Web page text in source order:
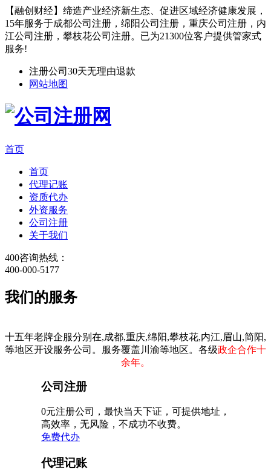
【融创财经】缔造产业经济新生态、促进区域经济健康发展，
15年服务于成都公司注册，绵阳公司注册，重庆公司注册，内
江公司注册，攀枝花公司注册。已为21300位客户提供管家式
服务!
注册公司30天无理由退款
网站地图
首页
首页
代理记账
资质代办
外资服务
公司注册
关于我们
400咨询热线：
400-000-5177
我们的服务
十五年老牌企服分别在,成都,重庆,绵阳,攀枝花,内江,眉山,简阳,
等地区开设服务公司。服务覆盖川渝等地区。各级政企合作十
余年。
公司注册
0元注册公司，最快当天下证，可提供地址，
高效率，无风险，不成功不收费。
免费代办
代理记账